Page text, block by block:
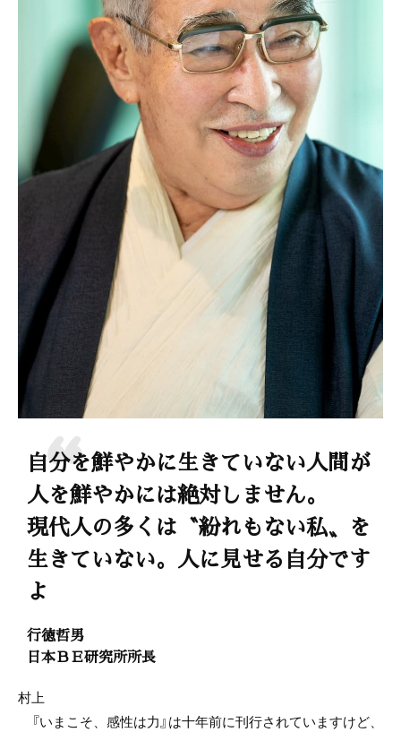
自分を鮮やかに生きていない人間が
人を鮮やかには絶対しません。
現代人の多くは〝紛れもない私〟を
生きていない。人に見せる自分です
よ
行徳哲男
日本ＢＥ研究所所長
村上
『いまこそ、感性は力』は十年前に刊行されていますけど、